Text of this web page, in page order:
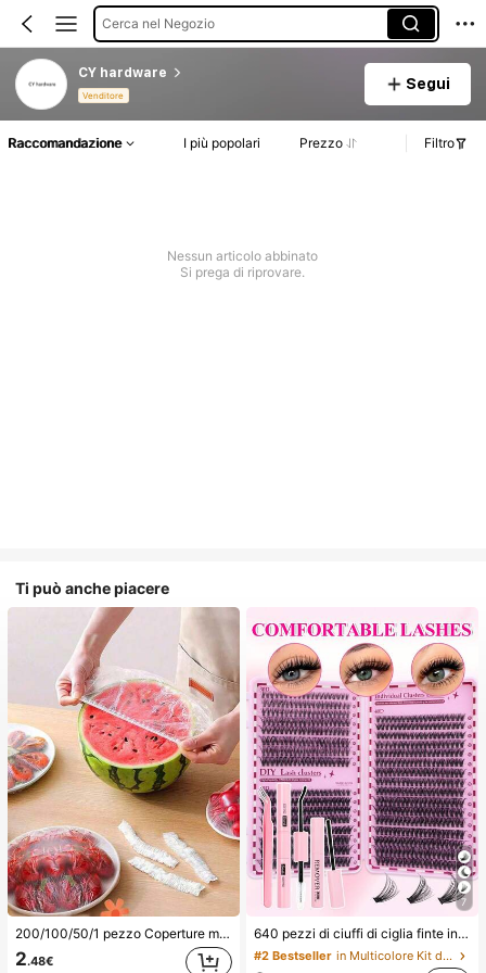
Cerca nel Negozio
CY hardware
Venditore
Segui
Raccomandazione I più popolari Prezzo Filtro
Nessun articolo abbinato
Si prega di riprovare.
Ti può anche piacere
200/100/50/1 pezzo Coperture monouso in pellicola trasparente per alimenti, Coperture per doccia, Sacchetti termoretraibili monouso multifunzione, Copriscarpe monouso, Pellicola trasparente da cucina rinforzata, Coperture per conservazione alimenti in frigorifero domestico, Coperture elastiche estensibili, Uso quotidiano
2.48€
7
640 pezzi di ciuffi di ciglia finte in visone sintetico fai-da-te, ricciolo D, voluminose e soffici, lunghezza mista 8-16 mm, adatte per tutti i look di trucco. Colla, solvente e pinzette disponibili in base alle necessità. Leggere, riutilizzabili e convenienti, adatte per principianti, applicabili a varie occasioni, bellissime
#2 Bestseller in Multicolore Kit di ciglia finte e adesivi